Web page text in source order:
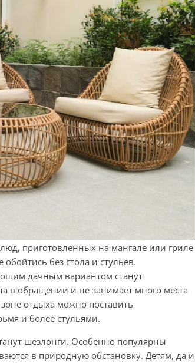
приготовленных на мангале или гриле
без стола и стульев.
дачным вариантом станут
в обращении и не занимает много места
отдыха можно поставить
и более стульями.
шезлонги. Особенно популярны
в природную обстановку. Детям, да и